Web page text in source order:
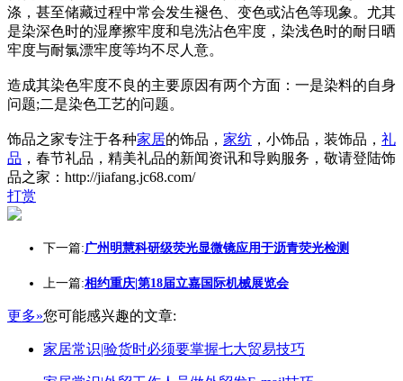
涤，甚至储藏过程中常会发生褪色、变色或沾色等现象。尤其
是染深色时的湿摩擦牢度和皂洗沾色牢度，染浅色时的耐日晒
牢度与耐氯漂牢度等均不尽人意。
造成其染色牢度不良的主要原因有两个方面：一是染料的自身
问题;二是染色工艺的问题。
饰品之家专注于各种家居的饰品， 家纺 ，小饰品，装饰品， 礼
品 ，春节礼品，精美礼品的新闻资讯和导购服务，敬请登陆饰
品之家：http://jiafang.jc68.com/
打赏
下一篇:广州明慧科研级荧光显微镜应用于沥青荧光检测
上一篇:相约重庆|第18届立嘉国际机械展览会
更多»您可能感兴趣的文章:
家居常识|验货时必须要掌握七大贸易技巧